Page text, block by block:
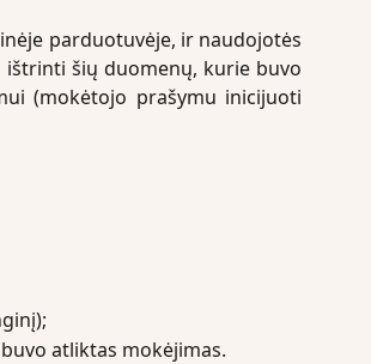
parduotuvėje, ir naudojotės
šių duomenų, kurie buvo
(mokėtojo prašymu inicijuoti
atliktas mokėjimas.